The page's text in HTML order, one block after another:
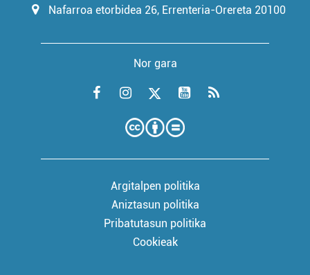
Nafarroa etorbidea 26, Errenteria-Orereta 20100
Nor gara
Argitalpen politika
Aniztasun politika
Pribatutasun politika
Cookieak